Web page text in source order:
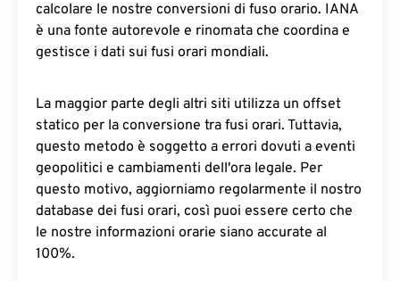
calcolare le nostre conversioni di fuso orario. IANA
è una fonte autorevole e rinomata che coordina e
gestisce i dati sui fusi orari mondiali.
La maggior parte degli altri siti utilizza un offset
statico per la conversione tra fusi orari. Tuttavia,
questo metodo è soggetto a errori dovuti a eventi
geopolitici e cambiamenti dell'ora legale. Per
questo motivo, aggiorniamo regolarmente il nostro
database dei fusi orari, così puoi essere certo che
le nostre informazioni orarie siano accurate al
100%.